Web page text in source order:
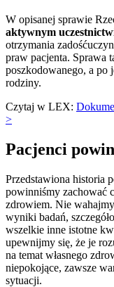
W opisanej sprawie
aktywnym
otrzymania
praw pacjenta. Sprawa
poszkodowanego, a po
rodziny.
Czytaj w LEX:
>
Pacjenci
Przedstawiona historia
powinniśmy zachować
zdrowiem. Nie
wyniki badań,
wszelkie inne istotne
upewnijmy się, że je
na temat własnego
niepokojące, zawsze
sytuacji.